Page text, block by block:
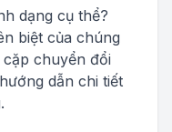
dạng cụ thể?
biệt của chúng
chuyển đổi
dẫn chi tiết